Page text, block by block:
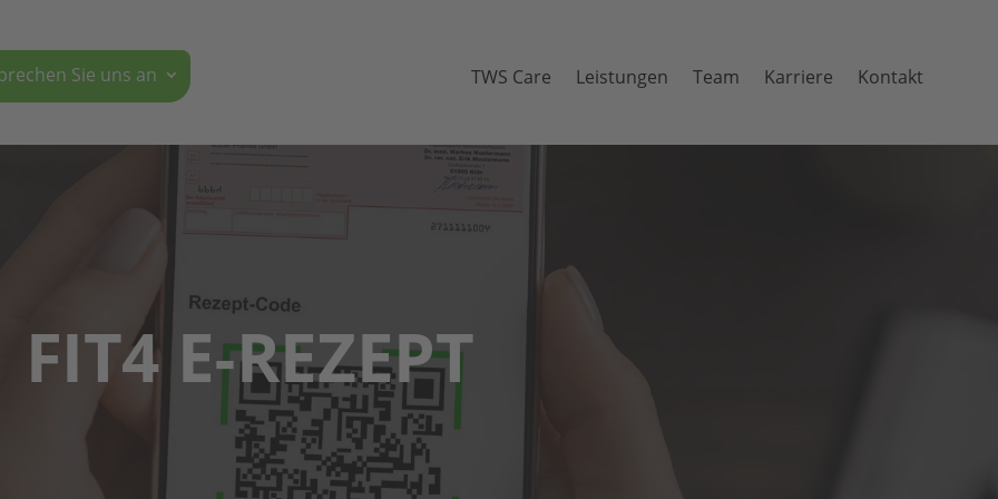
Sie uns an TWS Care Leis­tun­gen Team Karriere Kontakt
FIT4 E‑REZEPT